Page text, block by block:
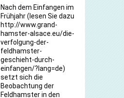
Nach dem Einfangen im
Frühjahr (lesen Sie dazu
http://www.grand-
hamster-alsace.eu/die-
verfolgung-der-
feldhamster-
geschieht-durch-
einfangen/?lang=de)
setzt sich die
Beobachtung der
Feldhamster in den